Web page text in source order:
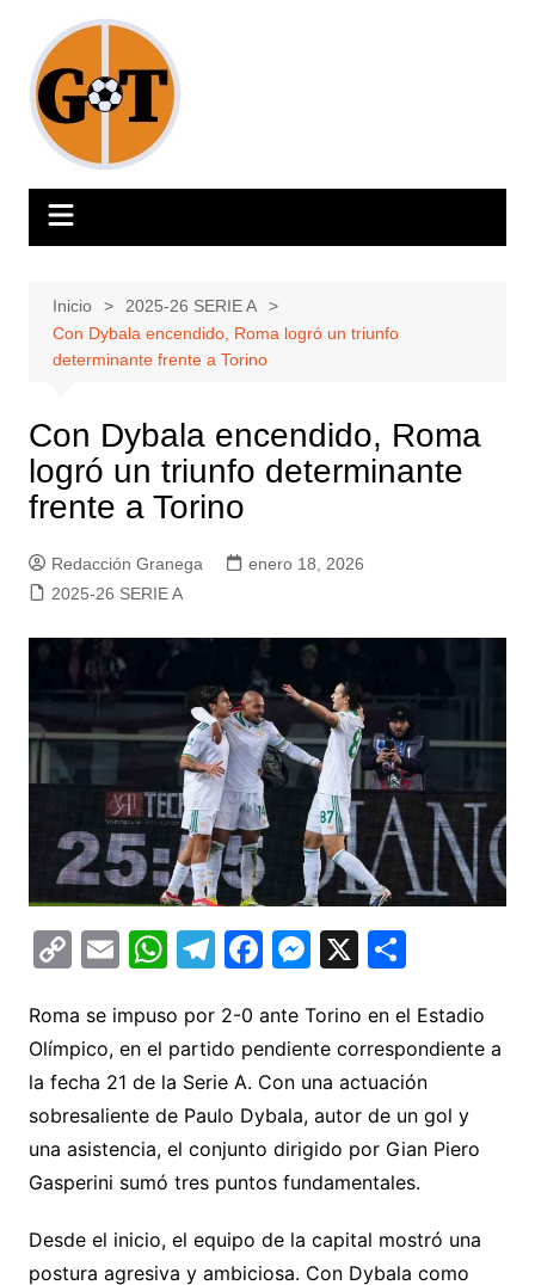
contenido
Inicio
2025-26 SERIE A
Con Dybala encendido, Roma logró un triunfo
determinante frente a Torino
Con Dybala encendido, Roma
logró un triunfo determinante
frente a Torino
Redacción Granega
enero 18, 2026
2025-26 SERIE A
C
p
y
Li
n
k
E
ai
l
W
at
s
A
p
p
T
e
gr
a
m
F
c
e
b
o
o
M
s
s
e
n
g
X C
m
p
ar
tir
Roma se impuso por 2-0 ante Torino en el Estadio
Olímpico, en el partido pendiente correspondiente a
la fecha 21 de la Serie A. Con una actuación
sobresaliente de Paulo Dybala, autor de un gol y
una asistencia, el conjunto dirigido por Gian Piero
Gasperini sumó tres puntos fundamentales.
Desde el inicio, el equipo de la capital mostró una
postura agresiva y ambiciosa. Con Dybala como